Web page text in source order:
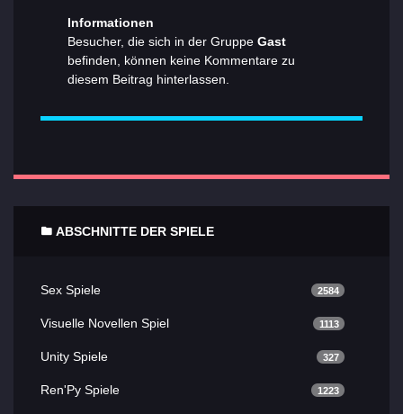
Informationen
Besucher, die sich in der Gruppe Gast
befinden, können keine Kommentare zu
diesem Beitrag hinterlassen.
ABSCHNITTE DER SPIELE
Sex Spiele 2584
Visuelle Novellen Spiel 1113
Unity Spiele 327
Ren'Py Spiele 1223